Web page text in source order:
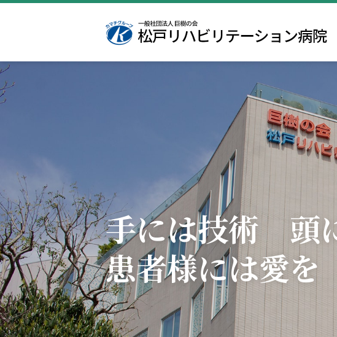
病院概要
実績紹介
相談窓口
看護部
リハビリテーション科
手には技術 頭
患者様には愛を